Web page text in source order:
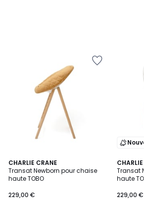
CHARLIE CRANE
Transat Newborn pour chaise
haute TOBO
229,00 €
1
/
5
Transat
haute
229,00 €